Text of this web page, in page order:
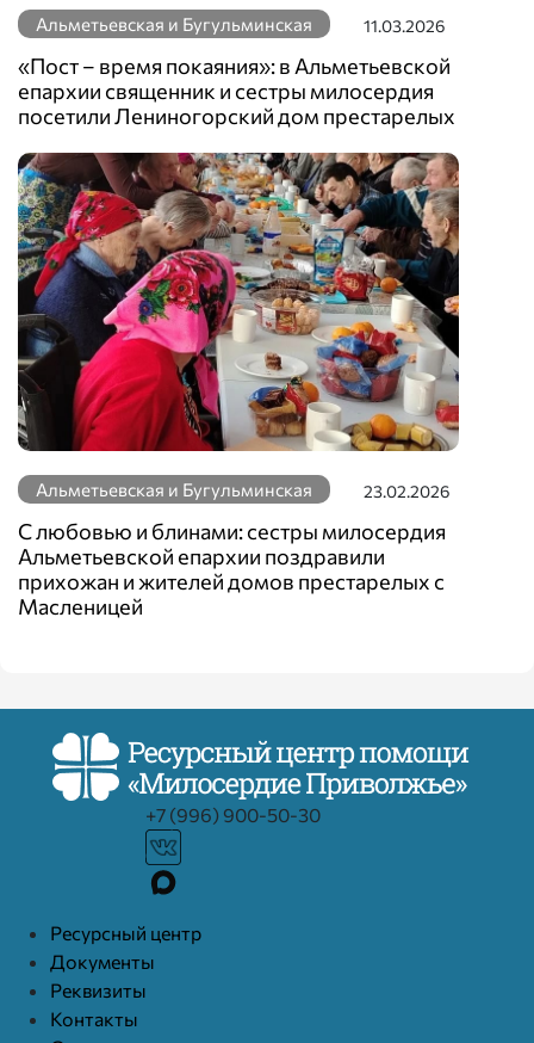
Альметьевская и Бугульминская 11.03.2026
«Пост – время покаяния»: в Альметьевской
епархии священник и сестры милосердия
посетили Лениногорский дом престарелых
Альметьевская и Бугульминская 23.02.2026
С любовью и блинами: сестры милосердия
Альметьевской епархии поздравили
прихожан и жителей домов престарелых с
Масленицей
+7 (996) 900-50-30
Ресурcный центр
Документы
Реквизиты
Контакты